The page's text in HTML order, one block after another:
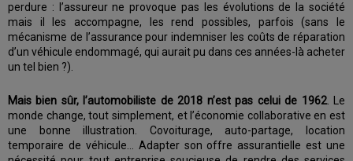
perdure : l’assureur ne provoque pas les évolutions de la société
mais il les accompagne, les rend possibles, parfois (sans le
mécanisme de l’assurance pour indemniser les coûts de réparation
d’un véhicule endommagé, qui aurait pu dans ces années-là acheter
un tel bien ?).
Mais bien sûr, l’automobiliste de 2018 n’est pas celui de 1962. Le
monde change, tout simplement, et l’économie collaborative en est
une bonne illustration. Covoiturage, auto-partage, location
temporaire de véhicule… Adapter son offre assurantielle est une